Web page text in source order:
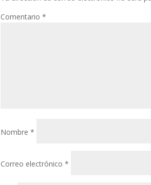
Comentario *
Nombre *
Correo electrónico *